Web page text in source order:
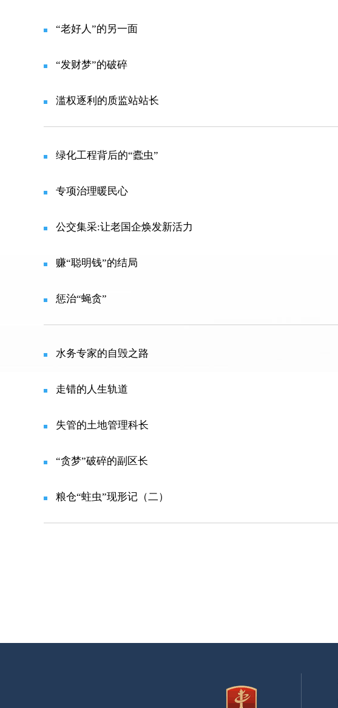
“老好人”的另一面
“发财梦”的破碎
滥权逐利的质监站站长
绿化工程背后的“蠹虫”
专项治理暖民心
公交集采:让老国企焕发新活力
赚“聪明钱”的结局
惩治“蝇贪”
水务专家的自毁之路
走错的人生轨道
失管的土地管理科长
“贪梦”破碎的副区长
粮仓“蛀虫”现形记（二）